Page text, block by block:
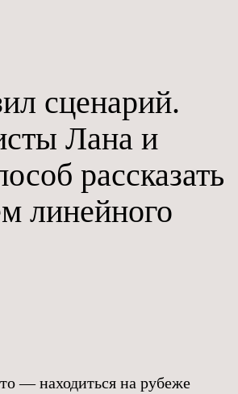
сценарий.
Лана и
рассказать
линейного
— находиться на рубеже